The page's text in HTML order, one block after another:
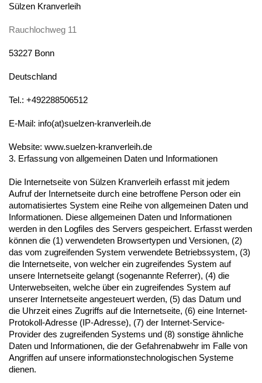
Sülzen Kranverleih
Rauchlochweg 11
53227 Bonn
Deutschland
Tel.: +492288506512
E-Mail: info(at)suelzen-kranverleih.de
Website: www.suelzen-kranverleih.de
3. Erfassung von allgemeinen Daten und Informationen
Die Internetseite von Sülzen Kranverleih erfasst mit jedem
Aufruf der Internetseite durch eine betroffene Person oder ein
automatisiertes System eine Reihe von allgemeinen Daten und
Informationen. Diese allgemeinen Daten und Informationen
werden in den Logfiles des Servers gespeichert. Erfasst werden
können die (1) verwendeten Browsertypen und Versionen, (2)
das vom zugreifenden System verwendete Betriebssystem, (3)
die Internetseite, von welcher ein zugreifendes System auf
unsere Internetseite gelangt (sogenannte Referrer), (4) die
Unterwebseiten, welche über ein zugreifendes System auf
unserer Internetseite angesteuert werden, (5) das Datum und
die Uhrzeit eines Zugriffs auf die Internetseite, (6) eine Internet-
Protokoll-Adresse (IP-Adresse), (7) der Internet-Service-
Provider des zugreifenden Systems und (8) sonstige ähnliche
Daten und Informationen, die der Gefahrenabwehr im Falle von
Angriffen auf unsere informationstechnologischen Systeme
dienen.